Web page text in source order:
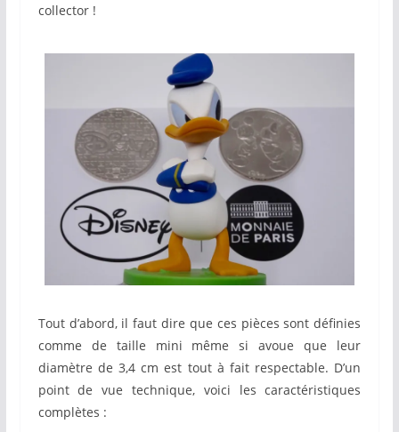
collector !
Tout d’abord, il faut dire que ces pièces sont définies
comme de taille mini même si avoue que leur
diamètre de 3,4 cm est tout à fait respectable. D’un
point de vue technique, voici les caractéristiques
complètes :